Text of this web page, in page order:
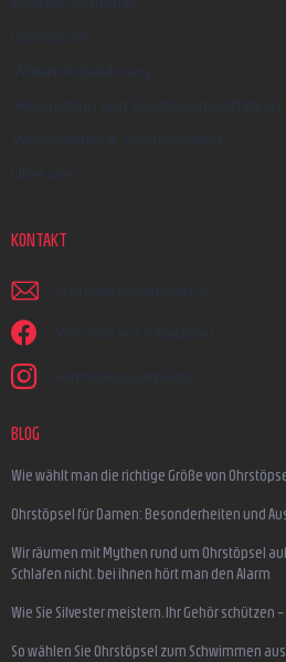
Impressum
Widerrufsbelehrung
Reklamation und Beschwerdeverfahren
Versandarten & Zahlungsarten
Über uns
KONTAKT
schreiben @ earplugs.at
Wir sind auf Facebook!
earmazing_earplugs
BLOG
Wie wählt man die richtige Größe von
Ohrstöpsel für Damen: Besonderheiten und
Wir räumen mit Mythen rund um Ohrstöpsel
Schlafen nicht, bei ihnen hört man den Alarm
Wie Sie Silvester meistern, Ihr Gehör schützen
So wählen Sie Ohrstöpsel zum Schwimmen aus